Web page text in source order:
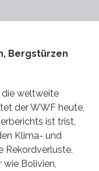
Bergstürzen
die weltweite
der WWF heute,
ist trist,
Klima- und
Rekordverluste.
Bolivien,